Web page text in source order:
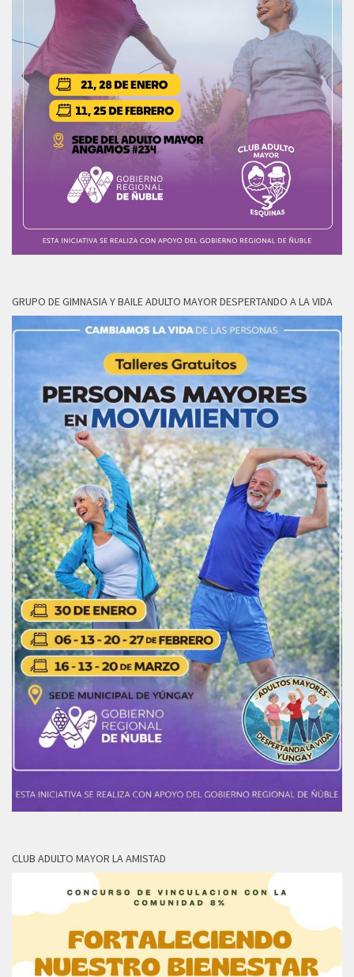
GRUPO DE GIMNASIA Y BAILE ADULTO MAYOR DESPERTANDO A LA VIDA
CLUB ADULTO MAYOR LA AMISTAD